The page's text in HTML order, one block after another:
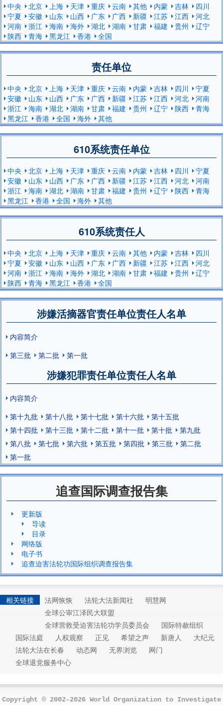
中央 北京 上海 天津 重庆 云南 其他 内蒙 吉林
四川
宁夏
安徽 山东 山西 广东 广西 新疆 江苏 江西
河北
河南
浙江 海南 海外 湖北 湖南 甘肃 福建 贵州
辽宁
陕西
青海 黑龙江 香港 全国
责任单位
中央 北京 上海 天津 重庆 云南 内蒙 吉林 四川
宁夏
安徽
山东 山西 广东 广西 新疆 江苏 江西 河北
河南
浙江
海南 湖北 湖南 甘肃 福建 贵州 辽宁 陕西
青海
黑龙江
香港 全国 海外 其他
610系统责任单位
中央 北京 上海 天津 重庆 云南 内蒙 吉林 四川
宁夏
安徽
山东 山西 广东 广西 新疆 江苏 江西 河北
河南
浙江
海南 湖北 湖南 甘肃 福建 贵州 辽宁 陕西
青海
黑龙江
香港 全国 海外 其他
610系统责任人
中央 北京 上海 天津 重庆 云南 其他 内蒙 吉林
四川
宁夏
安徽 山东 山西 广东 广西 新疆 江苏 江西
河北
河南
浙江 海南 海外 湖北 湖南 甘肃 福建 贵州
辽宁
陕西
青海 黑龙江 香港 全国
涉嫌活摘器官责任单位责任人名单
内容简介
第三批
第二批 第一批
涉嫌犯罪责任单位责任人名单
内容简介
第十九批
第十八批 第十七批 第十六批
第十五批
第十四批
第十三批 第十二批 第十一批 第十批
第九批
第八批
第七批 第六批 第五批 第四批 第三批
第二批
第一批
追查国际调查报告集
更新版
导读
目录
网络版
电子书
追查迫害法轮功国际组织调查报告集
相关链接 法网恢恢 法轮大法新闻社
明慧网
全球公审江泽民大联盟
全球营救受迫害法轮功学员委员会
国际特赦组织
国际法庭
人权观察 正见 希望之声 新唐人
大纪元
法轮大法在长春
动态网 无界浏览
网门
全球退党服务中心
Copyright © 2002-2026 World Organization to Investigate